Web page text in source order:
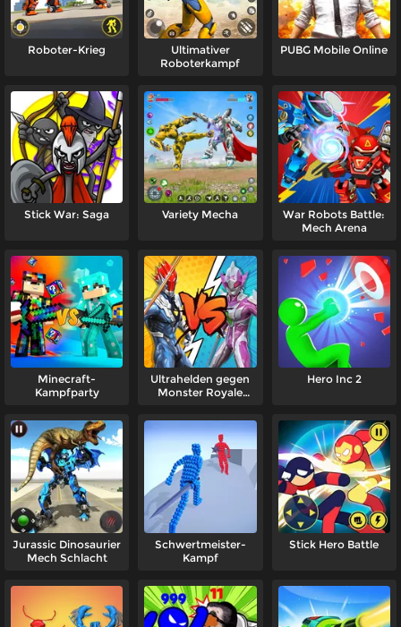
Roboter-Krieg
Ultimativer
Roboterkampf
PUBG Mobile Online
Stick War: Saga Variety Mecha
War Robots Battle:
Mech Arena
Minecraft-
Kampfparty
Ultrahelden gegen
Monster Royale
Hero Inc 2
Jurassic Dinosaurier
Mech Schlacht
Schwertmeister-
Kampf
Stick Hero Battle